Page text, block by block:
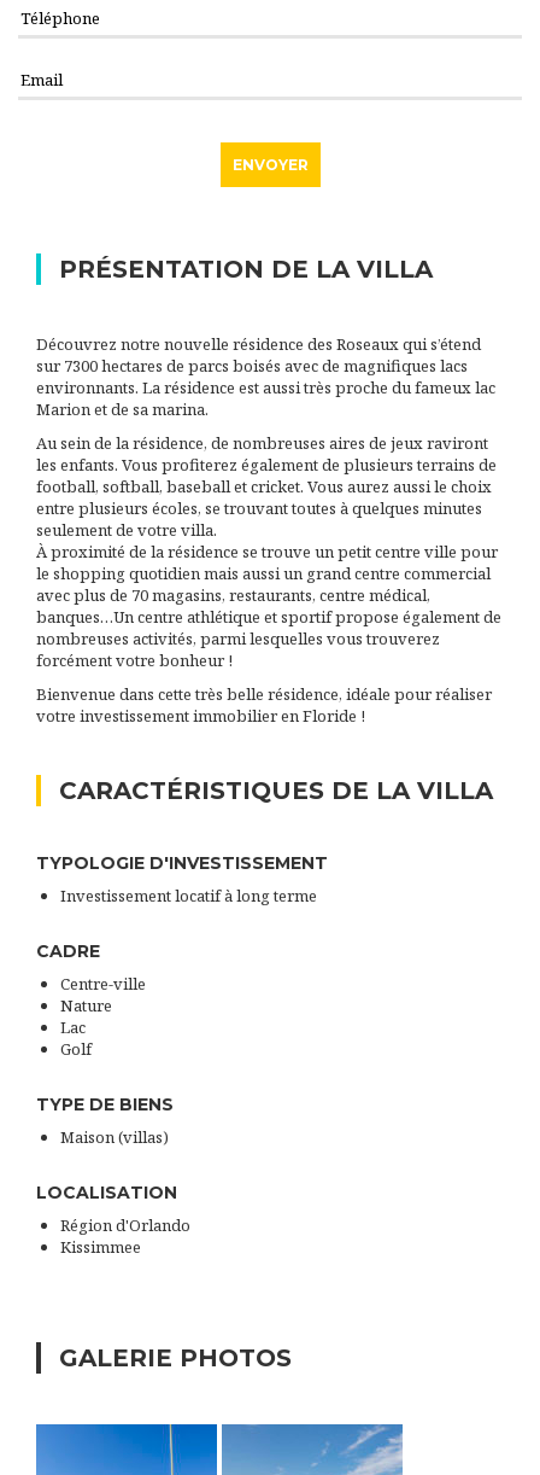
PRÉSENTATION DE LA VILLA
Découvrez notre nouvelle résidence des Roseaux qui s’étend
sur 7300 hectares de parcs boisés avec de magnifiques lacs
environnants. La résidence est aussi très proche du fameux lac
Marion et de sa marina.
Au sein de la résidence, de nombreuses aires de jeux raviront
les enfants. Vous profiterez également de plusieurs terrains de
football, softball, baseball et cricket. Vous aurez aussi le choix
entre plusieurs écoles, se trouvant toutes à quelques minutes
seulement de votre villa.
À proximité de la résidence se trouve un petit centre ville pour
le shopping quotidien mais aussi un grand centre commercial
avec plus de 70 magasins, restaurants, centre médical,
banques…Un centre athlétique et sportif propose également de
nombreuses activités, parmi lesquelles vous trouverez
forcément votre bonheur !
Bienvenue dans cette très belle résidence, idéale pour réaliser
votre investissement immobilier en Floride !
CARACTÉRISTIQUES DE LA VILLA
TYPOLOGIE D'INVESTISSEMENT
Investissement locatif à long terme
CADRE
Centre-ville
Nature
Lac
Golf
TYPE DE BIENS
Maison (villas)
LOCALISATION
Région d'Orlando
Kissimmee
GALERIE PHOTOS